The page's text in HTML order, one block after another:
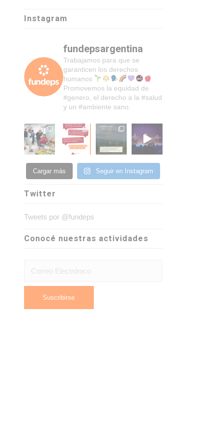
Instagram
fundepsargentina
Trabajamos para que se
garanticen los derechos
humanos
Promovemos la equidad de
#genero, el derecho a la #salud
y un #ambiente sano.
Cargar más Seguir en Instagram
Twitter
Tweets por @fundeps
Conocé nuestras actividades